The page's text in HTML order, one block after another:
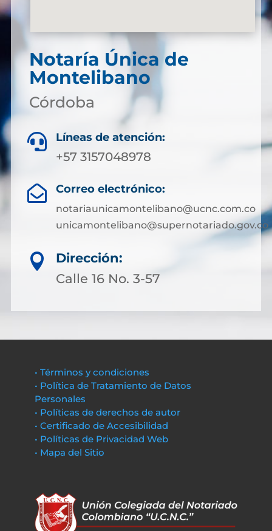
Notaría Única de
Montelibano
Córdoba
 Líneas de atención:
+57 3157048978
 Correo electrónico:
notariaunicamontelibano@ucnc.com.co
unicamontelibano@supernotariado.gov.co

Dirección:
Calle 16 No. 3-57
• Términos y condiciones
• Política de Tratamiento de Datos
Personales
• Políticas de derechos de autor
• Certificado de Accesibilidad
• Políticas de Privacidad Web
• Mapa del Sitio